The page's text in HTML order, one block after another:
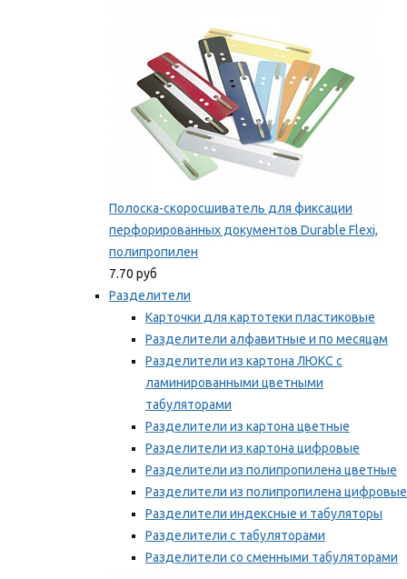
Полоска-скоросшиватель для фиксации
перфорированных документов Durable Flexi,
полипропилен
7.70 руб
Разделители
Карточки для картотеки пластиковые
Разделители алфавитные и по месяцам
Разделители из картона ЛЮКС с
ламинированными цветными
табуляторами
Разделители из картона цветные
Разделители из картона цифровые
Разделители из полипропилена цветные
Разделители из полипропилена цифровые
Разделители индексные и табуляторы
Разделители с табуляторами
Разделители со сменными табуляторами